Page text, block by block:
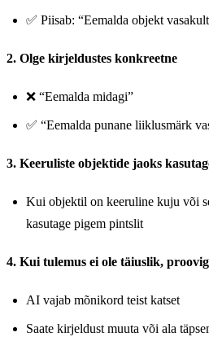
✅ Piisab: “Eemalda objekt
2. Olge kirjeldustes konkreetne
❌ “Eemalda midagi”
✅ “Eemalda punane liiklusmärk
3. Keeruliste objektide jaoks
Kui objektil on keeruline kuju või
kasutage pigem pintslit
4. Kui tulemus ei ole täiuslik,
AI vajab mõnikord teist katset
Saate kirjeldust muuta või ala